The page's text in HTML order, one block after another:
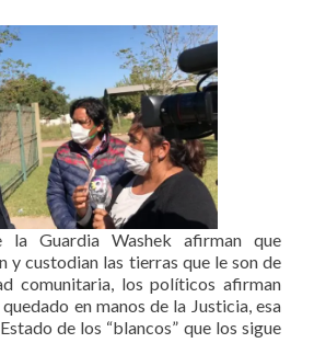
la Guardia Washek afirman que
y custodian las tierras que le son de
comunitaria, los políticos afirman
en manos de la Justicia, esa
de los “blancos” que los sigue